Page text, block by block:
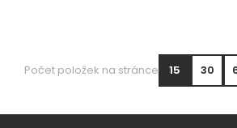
Počet položek na stránce 15 30